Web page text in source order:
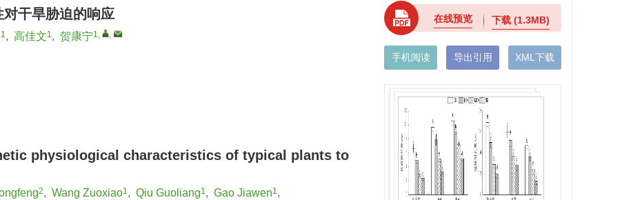
干旱胁迫的响应
1, 高佳文1, 贺康宁1, ,
physiological characteristics of typical plants to
2, Wang Zuoxiao1, Qiu Guoliang1, Gao Jiawen1,
在线预览 下载(1.3MB)
手机阅读 导出引用 XML下载